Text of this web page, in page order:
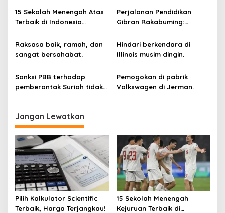
o
Hasil Ujian Tulis Berbasis
Komputer
15 Sekolah Menengah Atas
Terbaik di Indonesia
Perjalanan Pendidikan
Gibran Rakabuming:
Raksasa baik, ramah, dan
sangat bersahabat.
Hindari berkendara di
Illinois musim dingin.
Sanksi PBB terhadap
pemberontak Suriah tidak
Pemogokan di pabrik
Volkswagen di Jerman.
Jangan Lewatkan
Pilih Kalkulator Scientific
Terbaik, Harga Terjangkau!
15 Sekolah Menengah
Kejuruan Terbaik di